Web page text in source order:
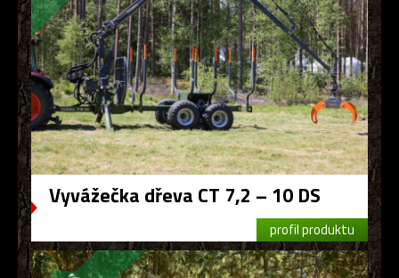
Vyvážečka dřeva CT 7,2 – 10 DS
profil produktu